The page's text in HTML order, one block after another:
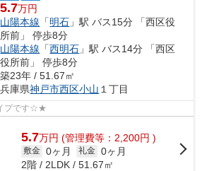
5.7万円
山陽本線 「明石 」駅 バス15分 「西区役
所前」 停歩8分
山陽本線 「西明石 」駅 バス14分 「西区
役所前」 停歩8分
築23年 / 51.67㎡
兵庫県神戸市西区小山 １丁目
プです☆★
5.7万円 (管理費等：2,200円 )
敷金 0ヶ月 礼金 0ヶ月
2階 / 2LDK / 51.67㎡